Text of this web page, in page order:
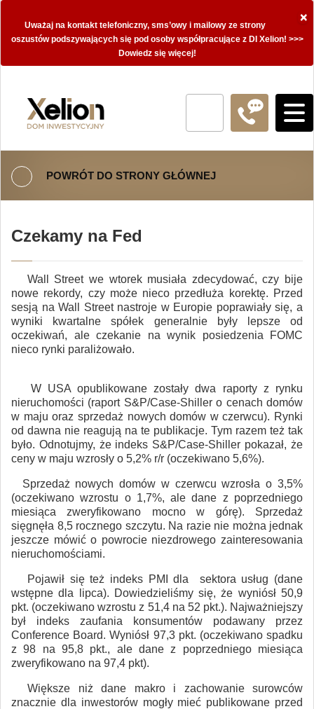
×
Uważaj na kontakt telefoniczny, sms’owy i mailowy ze strony
oszustów podszywających się pod osoby współpracujące z DI Xelion! >>>
Dowiedz się więcej!
POWRÓT DO STRONY GŁÓWNEJ
Czekamy na Fed
Wall Street we wtorek musiała zdecydować, czy bije
nowe rekordy, czy może nieco przedłuża korektę. Przed
sesją na Wall Street nastroje w Europie poprawiały się, a
wyniki kwartalne spółek generalnie były lepsze od
oczekiwań, ale czekanie na wynik posiedzenia FOMC
nieco rynki paraliżowało.
W USA opublikowane zostały dwa raporty z rynku
nieruchomości (raport S&P/Case-Shiller o cenach domów
w maju oraz sprzedaż nowych domów w czerwcu). Rynki
od dawna nie reagują na te publikacje. Tym razem też tak
było. Odnotujmy, że indeks S&P/Case-Shiller pokazał, że
ceny w maju wzrosły o 5,2% r/r (oczekiwano 5,6%).
Sprzedaż nowych domów w czerwcu wzrosła o 3,5%
(oczekiwano wzrostu o 1,7%, ale dane z poprzedniego
miesiąca zweryfikowano mocno w górę). Sprzedaż
sięgnęła 8,5 rocznego szczytu. Na razie nie można jednak
jeszcze mówić o powrocie niezdrowego zainteresowania
nieruchomościami.
Pojawił się też indeks PMI dla sektora usług (dane
wstępne dla lipca). Dowiedzieliśmy się, że wyniósł 50,9
pkt. (oczekiwano wzrostu z 51,4 na 52 pkt.). Najważniejszy
był indeks zaufania konsumentów podawany przez
Conference Board. Wyniósł 97,3 pkt. (oczekiwano spadku
z 98 na 95,8 pkt., ale dane z poprzedniego miesiąca
zweryfikowano na 97,4 pkt).
Większe niż dane makro i zachowanie surowców
znacznie dla inwestorów mogły mieć publikowane przed